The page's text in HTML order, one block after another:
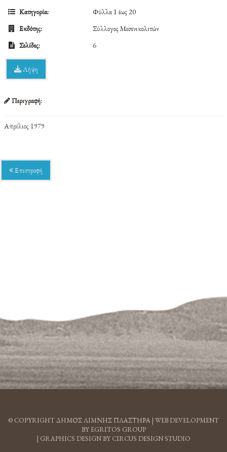
Κατηγορία:
Φύλλα 1 έως 20
Εκδότης:
Σύλλογος Μεσενικολιτών
Σελίδες:
6
Λήψη
Περιγραφή:
Απρίλιος 1979
Επιστροφή
© COPYRIGHT ΔΗΜΟΣ ΛΙΜΝΗΣ ΠΛΑΣΤΗΡΑ | WEB DEVELOPMENT
BY EGRITOS GROUP
| GRAPHICS DESIGN BY CIRCUS DESIGN STUDIO